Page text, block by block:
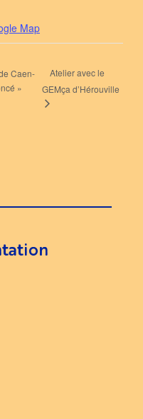
Map
Caen-
»
Atelier avec le
GEMça d’Hérouville